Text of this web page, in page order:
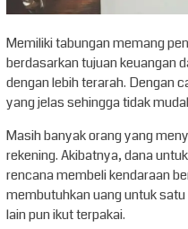
Memiliki tabungan memang
berdasarkan tujuan keuangan
dengan lebih terarah. Dengan
yang jelas sehingga tidak
Masih banyak orang yang
rekening. Akibatnya, dana
rencana membeli kendaraan
membutuhkan uang untuk
lain pun ikut terpakai.